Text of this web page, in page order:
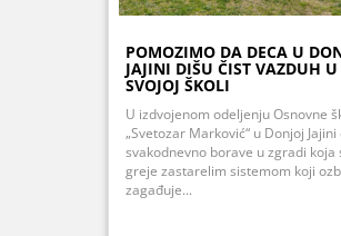
POMOZIMO DA DECA U
JAJINI DIŠU ČIST VAZDUH U
SVOJOJ ŠKOLI
U izdvojenom odeljenju Osnovne
„Svetozar Marković“ u Donjoj Jajini
svakodnevno borave u zgradi koja
greje zastarelim sistemom koji
zagađuje...